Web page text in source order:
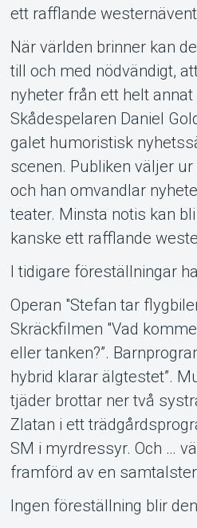
ett rafflande
När världen brinner kan
till och med nödvändigt,
nyheter från ett helt annat
Skådespelaren Daniel
galet humoristisk
scenen. Publiken väljer
och han omvandlar
teater. Minsta notis kan
kanske ett rafflande
I tidigare föreställningar
Operan "Stefan tar
Skräckfilmen "Vad
eller tanken?”.
hybrid klarar älgtestet”.
tjäder brottar ner två
Zlatan i ett
SM i myrdressyr. Och …
framförd av en
Ingen föreställning blir